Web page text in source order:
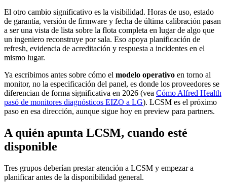
El otro cambio significativo es la visibilidad. Horas de uso, estado
de garantía, versión de firmware y fecha de última calibración pasan
a ser una vista de lista sobre la flota completa en lugar de algo que
un ingeniero reconstruye por sala. Eso apoya planificación de
refresh, evidencia de acreditación y respuesta a incidentes en el
mismo lugar.
Ya escribimos antes sobre cómo el modelo operativo en torno al
monitor, no la especificación del panel, es donde los proveedores se
diferencian de forma significativa en 2026 (vea Cómo Alfred Health
pasó de monitores diagnósticos EIZO a LG). LCSM es el próximo
paso en esa dirección, aunque sigue hoy en preview para partners.
A quién apunta LCSM, cuando esté
disponible
Tres grupos deberían prestar atención a LCSM y empezar a
planificar antes de la disponibilidad general.